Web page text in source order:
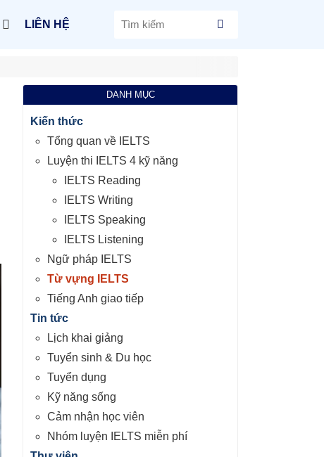
LIÊN HỆ
DANH MỤC
Kiến thức
Tổng quan về IELTS
Luyện thi IELTS 4 kỹ năng
IELTS Reading
IELTS Writing
IELTS Speaking
IELTS Listening
Ngữ pháp IELTS
Từ vựng IELTS
Tiếng Anh giao tiếp
Tin tức
Lịch khai giảng
Tuyển sinh & Du học
Tuyển dụng
Kỹ năng sống
Cảm nhận học viên
Nhóm luyện IELTS miễn phí